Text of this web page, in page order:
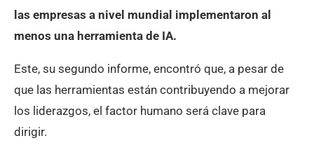
las empresas a nivel mundial implementaron al
menos una herramienta de IA.
Este, su segundo informe, encontró que, a pesar de
que las herramientas están contribuyendo a mejorar
los liderazgos, el factor humano será clave para
dirigir.